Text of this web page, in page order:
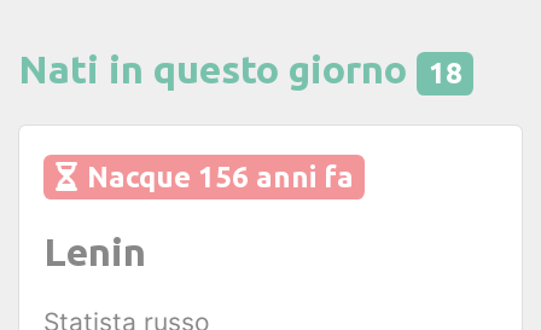
Nati in questo giorno 18
Nacque 156 anni fa
Lenin
Statista russo